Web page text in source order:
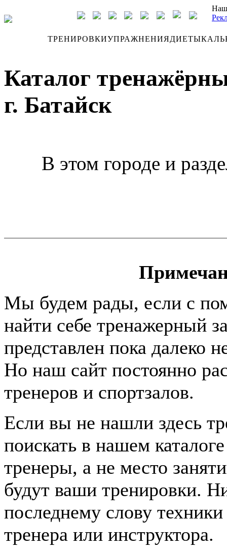
ТРЕНИРОВКИУПРАЖНЕНИЯДИЕТЫ
Каталог
г. Батайск
В этом городе и
Мы будем рады, если с
найти себе тренажерный
представлен пока далеко
Но наш сайт постоянно
тренеров и спортзалов.
Если вы не нашли здесь
поискать в нашем
тренеры, а не место
будут ваши тренировки.
последнему слову
тренера или инструктора.